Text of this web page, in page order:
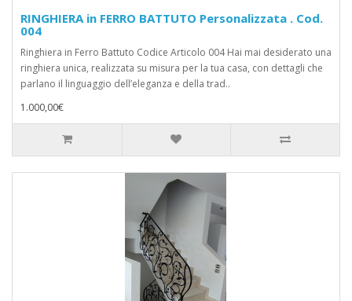
RINGHIERA in FERRO BATTUTO Personalizzata . Cod.
004
Ringhiera in Ferro Battuto Codice Articolo 004 Hai mai desiderato una
ringhiera unica, realizzata su misura per la tua casa, con dettagli che
parlano il linguaggio dell’eleganza e della trad..
1.000,00€